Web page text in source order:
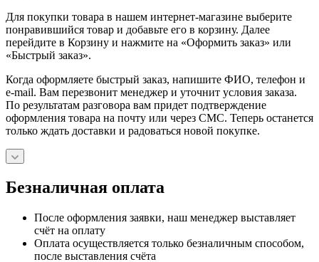
Для покупки товара в нашем интернет-магазине выберите
понравившийся товар и добавьте его в корзину. Далее
перейдите в Корзину и нажмите на «Оформить заказ» или
«Быстрый заказ».
Когда оформляете быстрый заказ, напишите ФИО, телефон и
e-mail. Вам перезвонит менеджер и уточнит условия заказа.
По результатам разговора вам придет подтверждение
оформления товара на почту или через СМС. Теперь останется
только ждать доставки и радоваться новой покупке.
Безналичная оплата
После оформления заявки, наш менеджер выставляет
счёт на оплату
Оплата осуществляется только безналичным способом,
после выставления счёта